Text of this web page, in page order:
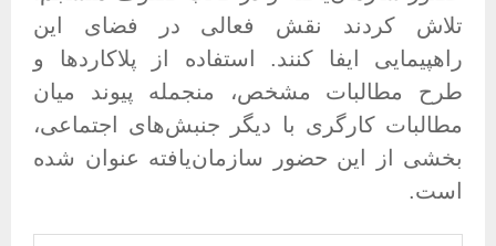
تلاش کردند نقش فعالی در فضای این
راهپیمایی ایفا کنند. استفاده از پلاکاردها و
طرح مطالبات مشخص، منجمله پیوند میان
مطالبات کارگری با دیگر جنبش‌های اجتماعی،
بخشی از این حضور سازمان‌یافته عنوان شده
است.